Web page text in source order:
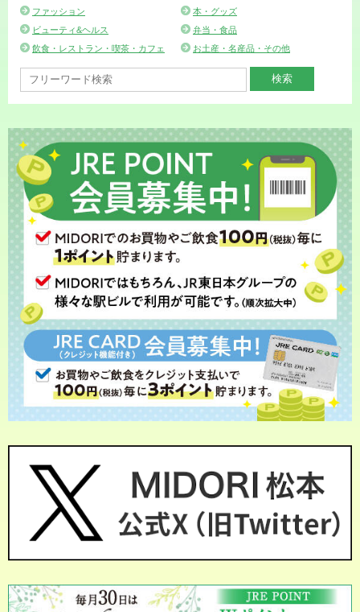
ファッション
本・グッズ
ビューティ&ヘルス
弁当・食品
飲食・レストラン・喫茶・カフェ
お土産・名産品・その他